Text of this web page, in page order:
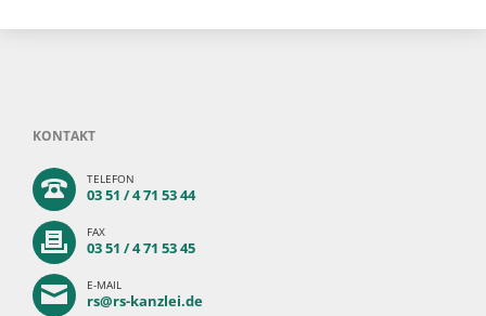
KONTAKT
TELEFON
03 51 / 4 71 53 44
FAX
03 51 / 4 71 53 45
E-MAIL
rs@rs-kanzlei.de